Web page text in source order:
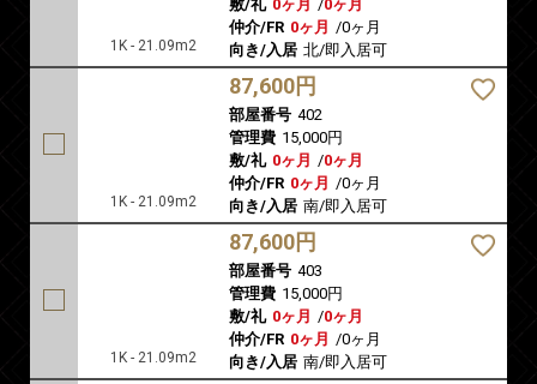
1K - 21.09m2
敷/礼 0ヶ月 /0ヶ月
仲介/FR 0ヶ月 /0ヶ月
向き/入居 北/即入居可
1K - 21.09m2
87,600円
部屋番号 402
管理費 15,000円
敷/礼 0ヶ月 /0ヶ月
仲介/FR 0ヶ月 /0ヶ月
向き/入居 南/即入居可
1K - 21.09m2
87,600円
部屋番号 403
管理費 15,000円
敷/礼 0ヶ月 /0ヶ月
仲介/FR 0ヶ月 /0ヶ月
向き/入居 南/即入居可